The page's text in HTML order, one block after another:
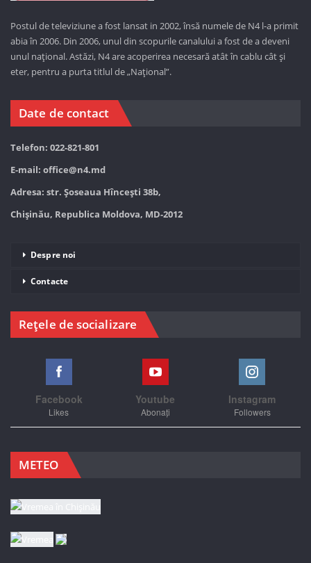
Postul de televiziune a fost lansat in 2002, însă numele de N4 l-a primit
abia în 2006. Din 2006, unul din scopurile canalului a fost de a deveni
unul național. Astăzi, N4 are acoperirea necesară atât în cablu cât și
eter, pentru a purta titlul de „Național”.
Date de contact
Telefon: 022-821-801
E-mail: office@n4.md
Adresa: str. Șoseaua Hînceşti 38b,
Chișinău, Republica Moldova, MD-2012
Despre noi
Contacte
Rețele de socializare
Facebook
Likes
Youtube
Abonați
Instagram
Followers
METEO